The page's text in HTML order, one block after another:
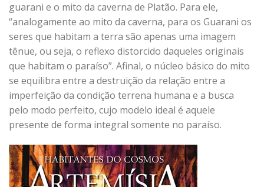
guarani e o mito da caverna de Platão. Para ele,
“analogamente ao mito da caverna, para os Guarani os
seres que habitam a terra são apenas uma imagem
tênue, ou seja, o reflexo distorcido daqueles originais
que habitam o paraíso”. Afinal, o núcleo básico do mito
se equilibra entre a destruição da relação entre a
imperfeição da condição terrena humana e a busca
pelo modo perfeito, cujo modelo ideal é aquele
presente de forma integral somente no paraíso.